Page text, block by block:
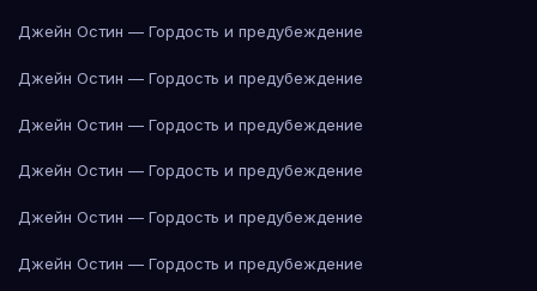
Джейн Остин — Гордость и предубеждение
Джейн Остин — Гордость и предубеждение
Джейн Остин — Гордость и предубеждение
Джейн Остин — Гордость и предубеждение
Джейн Остин — Гордость и предубеждение
Джейн Остин — Гордость и предубеждение